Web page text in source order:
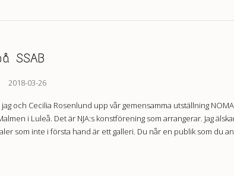
SSAB
2018-03-26
jag och Cecilia Rosenlund upp vår gemensamma utställning
i Luleå. Det är NJA:s konstförening som arrangerar. Jag
som inte i första hand är ett galleri. Du når en publik som du